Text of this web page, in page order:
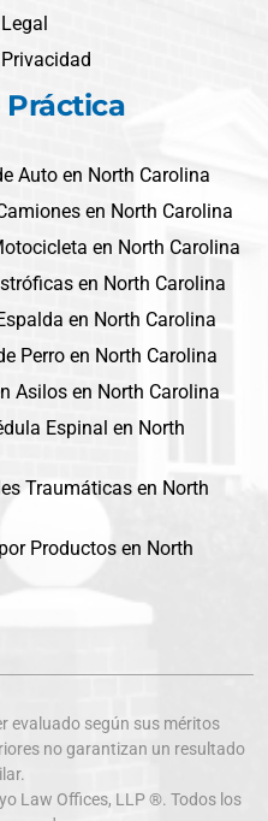
Práctica
Auto en North Carolina
en North Carolina
en North Carolina
en North Carolina
en North Carolina
Perro en North Carolina
Asilos en North Carolina
Espinal en North
Traumáticas en North
Productos en North
evaluado según sus méritos
no garantizan un resultado
Law Offices, LLP ®. Todos los